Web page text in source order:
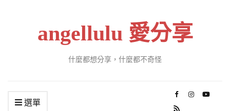
angellulu 愛分享
什麼都想分享，什麼都不奇怪
選單